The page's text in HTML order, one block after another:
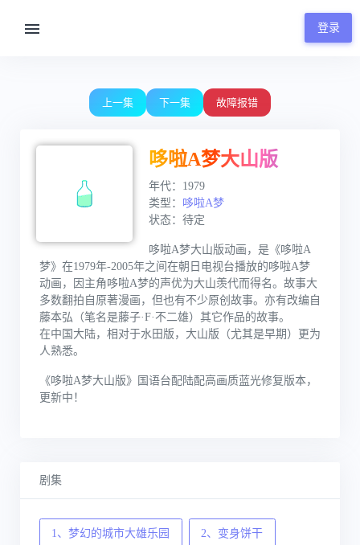
登录
上一集 下一集 故障报错
哆啦A梦大山版
年代：1979
类型： 哆啦A梦
状态：待定
哆啦A梦大山版动画，是《哆啦A
梦》在1979年-2005年之间在朝日电视台播放的哆啦A梦
动画，因主角哆啦A梦的声优为大山羡代而得名。故事大
多数翻拍自原著漫画，但也有不少原创故事。亦有改编自
藤本弘（笔名是藤子·F·不二雄）其它作品的故事。
在中国大陆，相对于水田版，大山版（尤其是早期）更为
人熟悉。
《哆啦A梦大山版》国语台配陆配高画质蓝光修复版本，
更新中！
剧集
1、梦幻的城市大雄乐园 2、变身饼干